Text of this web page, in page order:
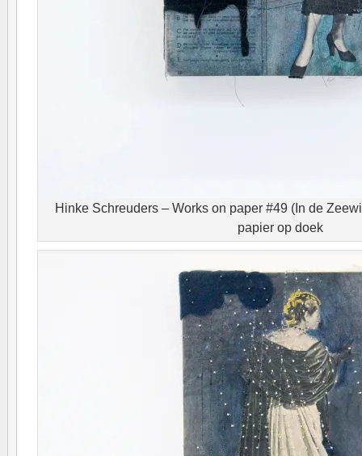
Hinke Schreuders – Works on paper #49 (In de
papier op doek